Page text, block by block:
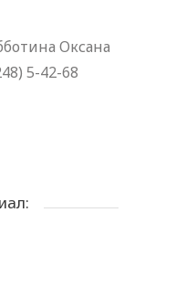
Оксана
5-42-68